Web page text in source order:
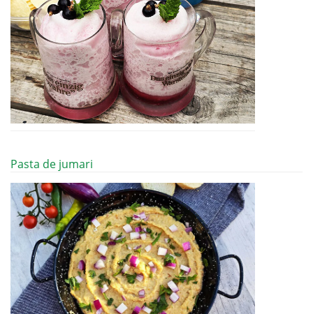
Pasta de jumari